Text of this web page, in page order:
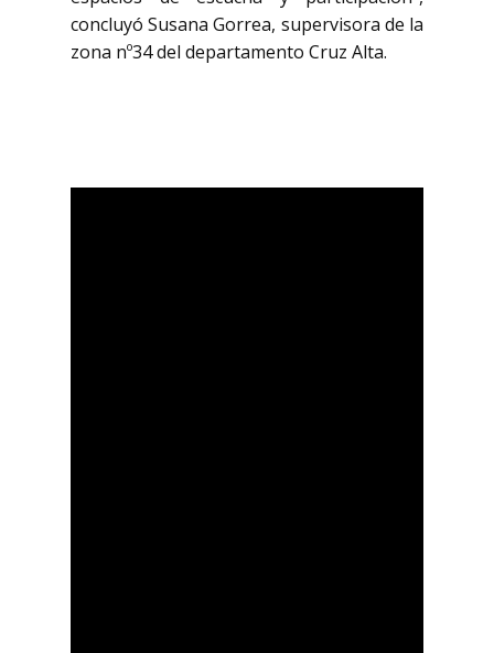
concluyó Susana Gorrea, supervisora de la
zona nº34 del departamento Cruz Alta.